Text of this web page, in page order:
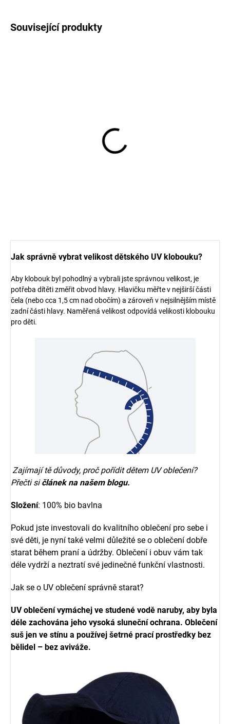
Související produkty
Jak správně vybrat velikost dětského UV klobouku?
Aby klobouk byl pohodlný a vybrali jste správnou velikost, je
potřeba dítěti změřit obvod hlavy. Hlavičku měřte v nejširší části
čela (nebo cca 1,5 cm nad obočím) a zároveň v nejsilnějším místě
zadní části hlavy. Naměřená velikost odpovídá velikosti klobouku
pro děti.
Zajímají tě důvody, proč pořídit dětem UV oblečení?
Přečti si článek na našem blogu.
Složení: 100% bio bavlna
Pokud jste investovali do kvalitního oblečení pro sebe i
své děti, je nyní také velmi důležité se o oblečení dobře
starat během praní a údržby. Oblečení i obuv vám tak
déle vydrží a neztratí své jedinečné funkční vlastnosti.
Jak se o UV oblečení správně starat?
UV oblečenívymáchej ve studené vodě naruby, aby byla
déle zachována jeho vysoká sluneční ochrana. Oblečení
suš jen ve stínu a používej šetrné prací prostředky bez
bělidel – bez aviváže.